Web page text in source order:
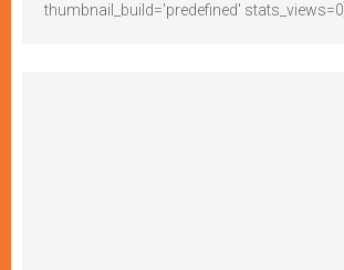
thumbnail_build='predefined' stats_views=0]